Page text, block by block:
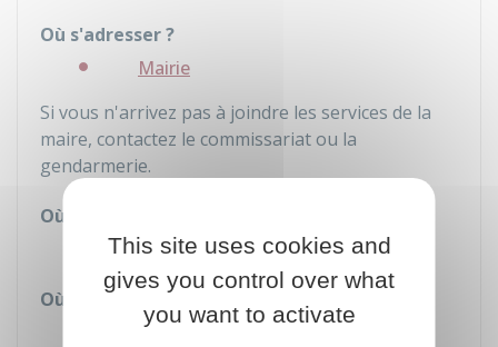
Où s'adresser ?
Mairie
Si vous n'arrivez pas à joindre les services de la
maire, contactez le commissariat ou la
gendarmerie.
Où s'adresser ?
Commissariat
Où s'adresser ?
Brigade de gendarmerie
This site uses cookies and
gives you control over what
you want to activate